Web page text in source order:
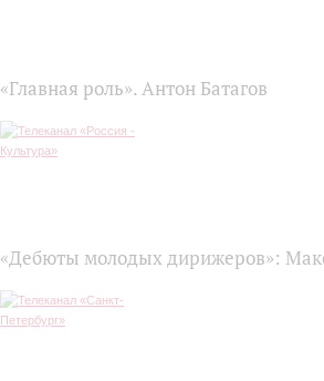
«Главная роль». Антон Батагов
«Дебюты молодых дирижеров»: